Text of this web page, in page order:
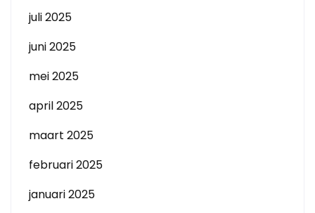
juli 2025
juni 2025
mei 2025
april 2025
maart 2025
februari 2025
januari 2025